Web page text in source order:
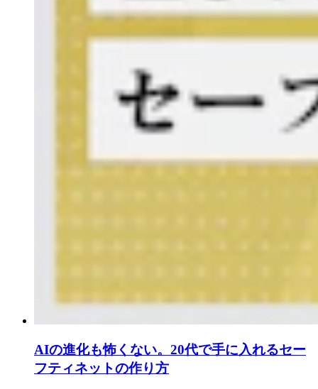
AIの進化も怖くない。20代で手に入れるセー
フティネットの作り方